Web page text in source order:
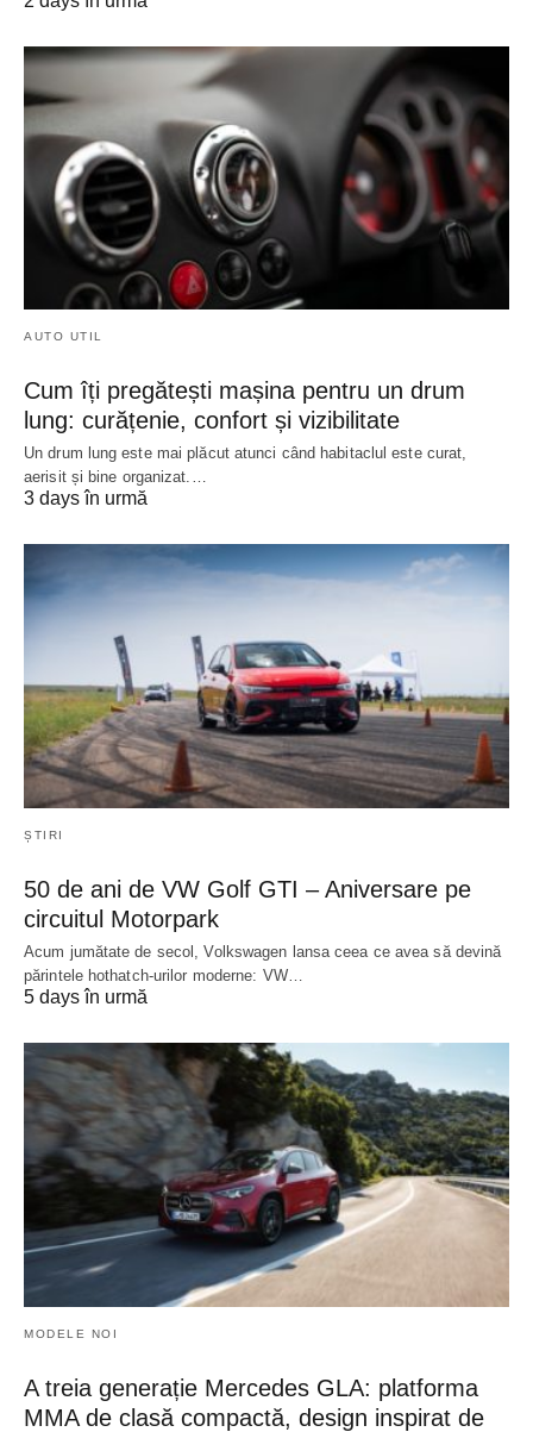
AUTO UTIL
Cum îți pregătești mașina pentru un drum
lung: curățenie, confort și vizibilitate
Un drum lung este mai plăcut atunci când habitaclul este curat,
aerisit și bine organizat.…
3 days în urmă
ȘTIRI
50 de ani de VW Golf GTI – Aniversare pe
circuitul Motorpark
Acum jumătate de secol, Volkswagen lansa ceea ce avea să devină
părintele hothatch-urilor moderne: VW…
5 days în urmă
MODELE NOI
A treia generație Mercedes GLA: platforma
MMA de clasă compactă, design inspirat de